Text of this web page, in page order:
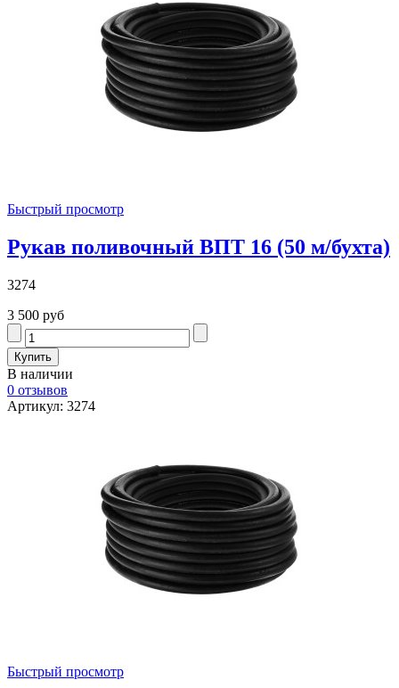
Быстрый просмотр
Рукав поливочный ВПТ 16 (50 м/бухта)
3274
3 500 руб
В наличии
0 отзывов
Артикул: 3274
Быстрый просмотр